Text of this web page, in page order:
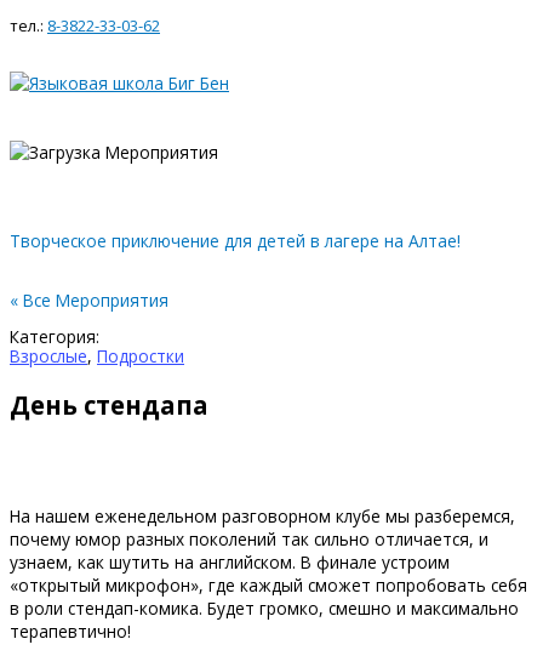
к
тел.: 8-3822-33-03-62
меню
Творческое приключение для детей в лагере на Алтае!
« Все Мероприятия
Категория:
Взрослые, Подростки
День стендапа
На нашем еженедельном разговорном клубе мы разберемся,
почему юмор разных поколений так сильно отличается, и
узнаем, как шутить на английском. В финале устроим
«открытый микрофон», где каждый сможет попробовать себя
в роли стендап-комика. Будет громко, смешно и максимально
терапевтично!